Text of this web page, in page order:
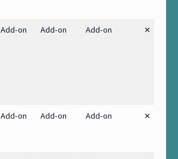
Add-on Add-on Add-on ✕
Add-on Add-on Add-on ✕